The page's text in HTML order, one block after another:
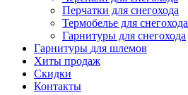
Перчатки для снегохода
Термобелье для снегохода
Гарнитуры для снегохода
Гарнитуры для шлемов
Хиты продаж
Скидки
Контакты